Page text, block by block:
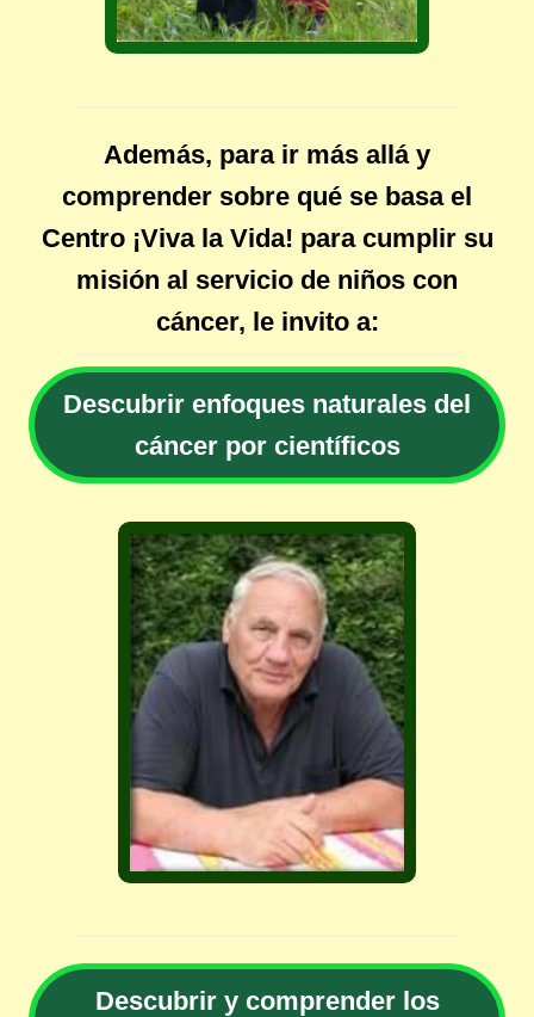
Además, para ir más allá y
comprender sobre qué se basa el
Centro ¡Viva la Vida! para cumplir su
misión al servicio de niños con
cáncer, le invito a:
Descubrir enfoques naturales del
cáncer por científicos
Descubrir y comprender los